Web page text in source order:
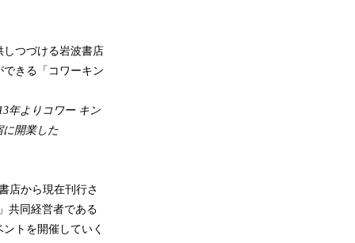
つづける岩波書店
きる「コワーキン
年よりコワー キン
に開業した
店から現在刊行さ
共同経営者である
トを開催していく